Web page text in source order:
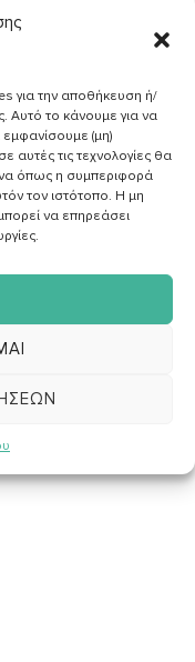
για την αποθήκευση ή/
Αυτό το κάνουμε για να
εμφανίσουμε (μη)
αυτές τις τεχνολογίες θα
όπως η συμπεριφορά
τον ιστότοπο. Η μη
να επηρεάσει
ΖΑΦΕΙΡAΚΗ
-